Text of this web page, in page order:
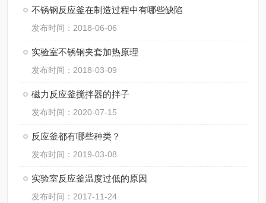
不锈钢反应釜在制造过程中有哪些缺陷
发布时间：2018-06-06
实验室不锈钢夹套加热原理
发布时间：2018-03-09
磁力反应釜搅拌器的拌子
发布时间：2020-07-15
反应釜都有哪些种类？
发布时间：2019-03-08
实验室反应釜温度过低的原因
发布时间：2017-11-24